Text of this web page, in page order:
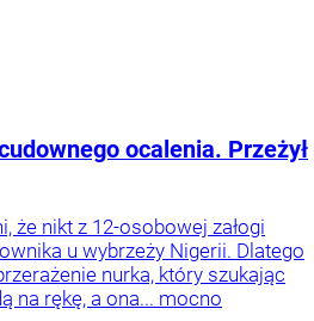
ocalenia. Przeżył
że nikt z 12-osobowej załogi
u wybrzeży Nigerii. Dlatego
nurka, który szukając
na rękę, a ona... mocno